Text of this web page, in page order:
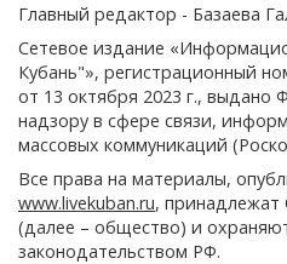
Главный редактор - Базаева
Сетевое издание
Кубань"», регистрационный
от 13 октября 2023 г., выдано
надзору в сфере связи,
массовых коммуникаций
Все права на материалы,
www.livekuban.ru,
(далее – общество) и
законодательством РФ.